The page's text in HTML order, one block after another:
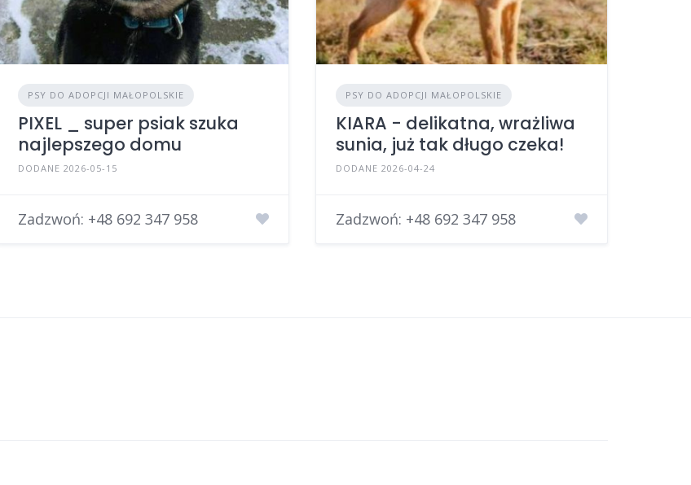
PSY DO ADOPCJI MAŁOPOLSKIE
PIXEL _ super psiak szuka
najlepszego domu
DODANE 2026-05-15
Zadzwoń: +48 692 347 958
PSY DO ADOPCJI MAŁOPOLSKIE
KIARA - delikatna, wrażliwa
sunia, już tak długo czeka!
DODANE 2026-04-24
Zadzwoń: +48 692 347 958